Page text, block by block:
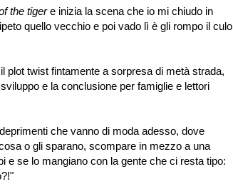
the tigere inizia la scena che io mi chiudo in
quello vecchio e poi vado lì è gli rompo il culo
twist fintamente a sorpresa di metà strada,
e la conclusione per famiglie e lettori
che vanno di moda adesso, dove
o gli sparano, scompare in mezzo a una
se lo mangiano con la gente che ci resta tipo: